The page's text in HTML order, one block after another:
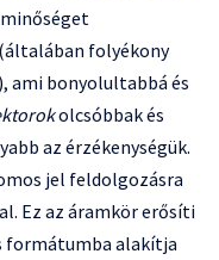
folyékony
bonyolultabbá és
olcsóbbak és
az érzékenységük.
jel feldolgozásra
Ez az áramkör erősíti
formátumba alakítja